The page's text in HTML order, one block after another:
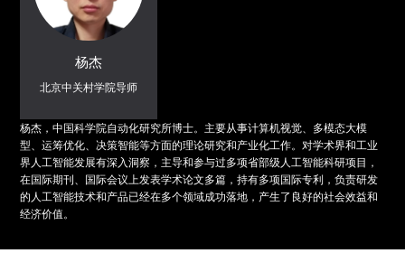
杨杰
北京中关村学院导师
杨杰，中国科学院自动化研究所博士。主要从事计算机视觉、多模态大模
型、运筹优化、决策智能等方面的理论研究和产业化工作。对学术界和工业
界人工智能发展有深入洞察，主导和参与过多项省部级人工智能科研项目，
在国际期刊、国际会议上发表学术论文多篇，持有多项国际专利，负责研发
的人工智能技术和产品已经在多个领域成功落地，产生了良好的社会效益和
经济价值。